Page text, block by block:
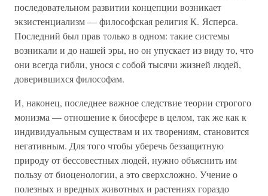
последовательном развитии концепции возникает
экзистенциализм — философская религия К. Ясперса.
Последний был прав только в одном: такие системы
возникали и до нашей эры, но он упускает из виду то, что
они всегда гибли, унося с собой тысячи жизней людей,
доверившихся философам.
И, наконец, последнее важное следствие теории строгого
монизма — отношение к биосфере в целом, так же как к
индивидуальным существам и их творениям, становится
негативным. Для того чтобы уберечь беззащитную
природу от бессовестных людей, нужно объяснить им
пользу от биоценологии, а это сверхсложно. Учение о
полезных и вредных животных и растениях гораздо